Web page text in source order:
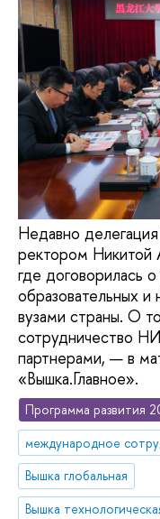
Недавно
ректором Никитой
где договорилась
образовательных
вузами страны. О
сотрудничество
партнерами, — в
«Вышка.Главное».
Программа развития
международное
Вышка глобальная
Вышка